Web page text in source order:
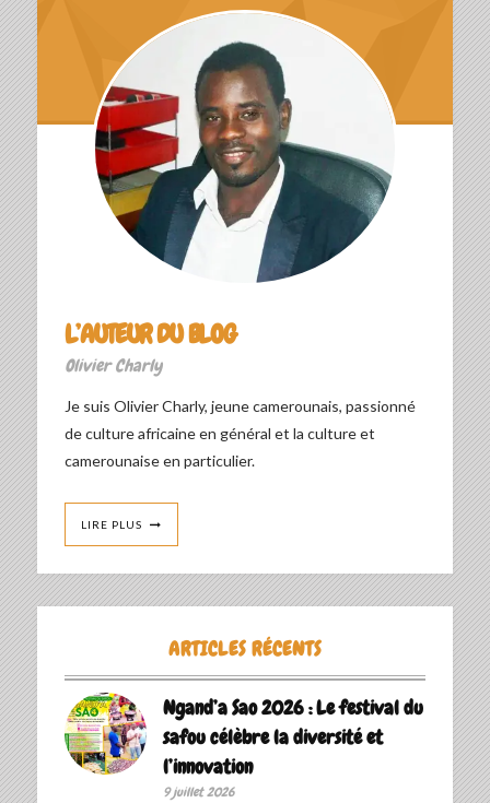
L’AUTEUR DU BLOG
Olivier Charly
Je suis Olivier Charly, jeune camerounais, passionné
de culture africaine en général et la culture et
camerounaise en particulier.
LIRE PLUS
ARTICLES RÉCENTS
Ngand’a Sao 2026 : Le festival du
safou célèbre la diversité et
l’innovation
9 juillet 2026